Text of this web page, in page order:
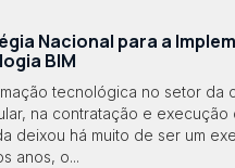
Nacional para a
BIM
tecnológica no setor da
na contratação e
deixou há muito de ser um
anos, o...